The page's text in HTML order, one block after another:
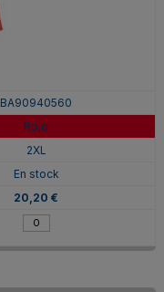
BA90940560
Rojo
2XL
En stock
20,20 €